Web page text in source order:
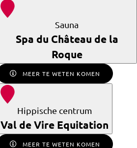
Sauna
Spa du Château de la
Roque
MEER TE WETEN KOMEN
Hippische centrum
Val de Vire Equitation
MEER TE WETEN KOMEN